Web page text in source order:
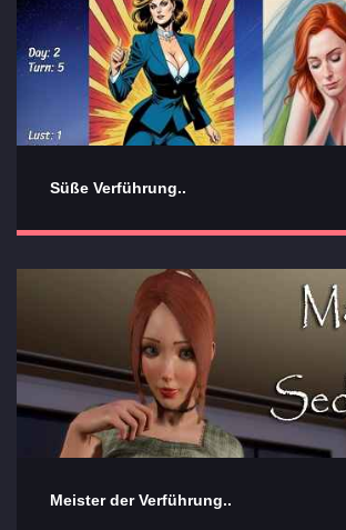
Süße Verführung..
Meister der Verführung..